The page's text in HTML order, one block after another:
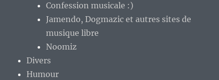
Confession musicale :)
Jamendo, Dogmazic et autres sites de
musique libre
Noomiz
Divers
Humour